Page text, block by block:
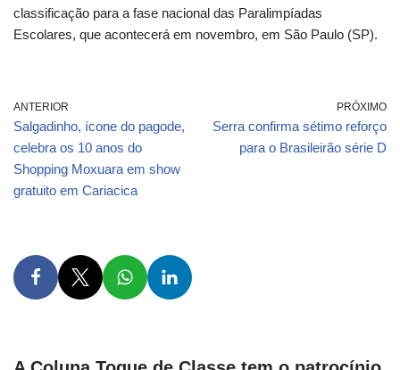
classificação para a fase nacional das Paralimpíadas
Escolares, que acontecerá em novembro, em São Paulo (SP).
ANTERIOR
Salgadinho, ícone do pagode,
celebra os 10 anos do
Shopping Moxuara em show
gratuito em Cariacica
PRÓXIMO
Serra confirma sétimo reforço
para o Brasileirão série D